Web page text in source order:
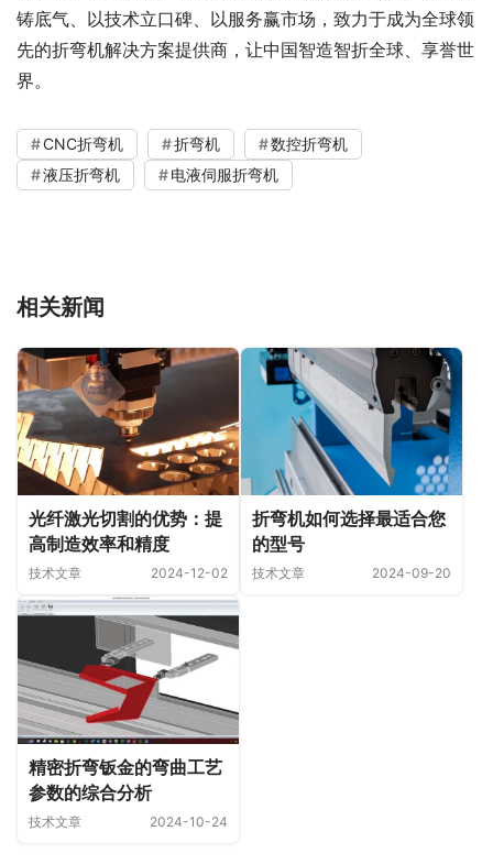
铸底气、以技术立口碑、以服务赢市场，致力于成为全球领
先的折弯机解决方案提供商，让中国智造智折全球、享誉世
界。
CNC折弯机 折弯机
数控折弯机
液压折弯机
电液伺服折弯机
相关新闻
光纤激光切割的优势：提
高制造效率和精度
技术文章 2024-12-02
折弯机如何选择最适合您
的型号
技术文章 2024-09-20
精密折弯钣金的弯曲工艺
参数的综合分析
技术文章 2024-10-24